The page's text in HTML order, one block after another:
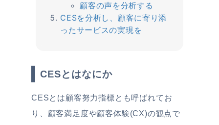
顧客の声を分析する
CESを分析し、顧客に寄り添
ったサービスの実現を
CESとはなにか
CESとは顧客努力指標とも呼ばれてお
り、顧客満足度や顧客体験(CX)の観点で